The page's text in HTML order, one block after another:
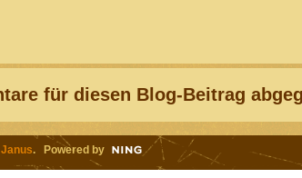
für diesen Blog-Beitrag
. Powered by